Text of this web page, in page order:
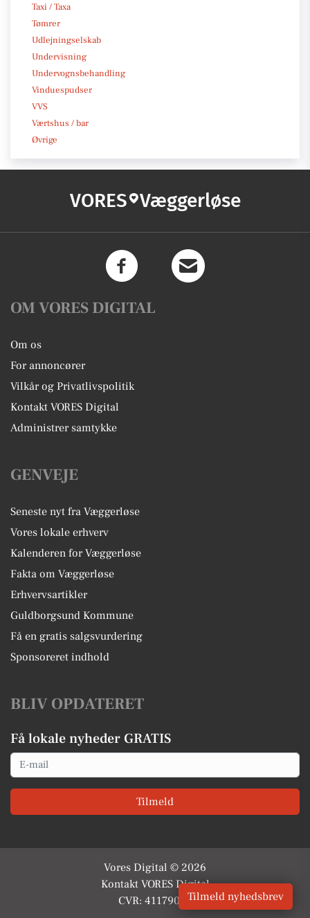
Taxi / Taxa
Tømrer
Udlejningselskab
Undervisning
Undervognsbehandling
Vinduespudser
VVS
Værtshus / bar
Øvrige
VORES Væggerløse
OM VORES DIGITAL
Om os
For annoncører
Vilkår og Privatlivspolitik
Kontakt VORES Digital
Administrer samtykke
GENVEJE
Seneste nyt fra Væggerløse
Vores lokale erhverv
Kalenderen for Væggerløse
Fakta om Væggerløse
Erhvervsartikler
Guldborgsund Kommune
Få en gratis salgsvurdering
Sponsoreret indhold
BLIV OPDATERET
Få lokale nyheder GRATIS
Email
Tilmeld
Vores Digital © 2026
Kontakt VORES Digital
CVR: 41179082Tilmeld nyhedsbrev